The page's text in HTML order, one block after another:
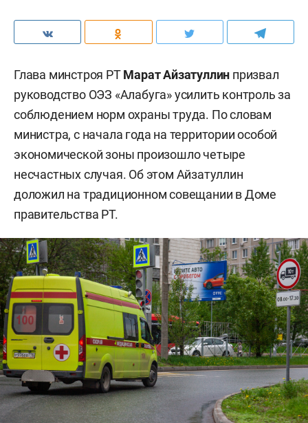
Глава минстроя РТМарат Айзатуллин призвал
руководство ОЭЗ «Алабуга» усилить контроль за
соблюдением норм охраны труда. По словам
министра, с начала года на территории особой
экономической зоны произошло четыре
несчастных случая. Об этом Айзатуллин
доложил на традиционном совещании в Доме
правительства РТ.